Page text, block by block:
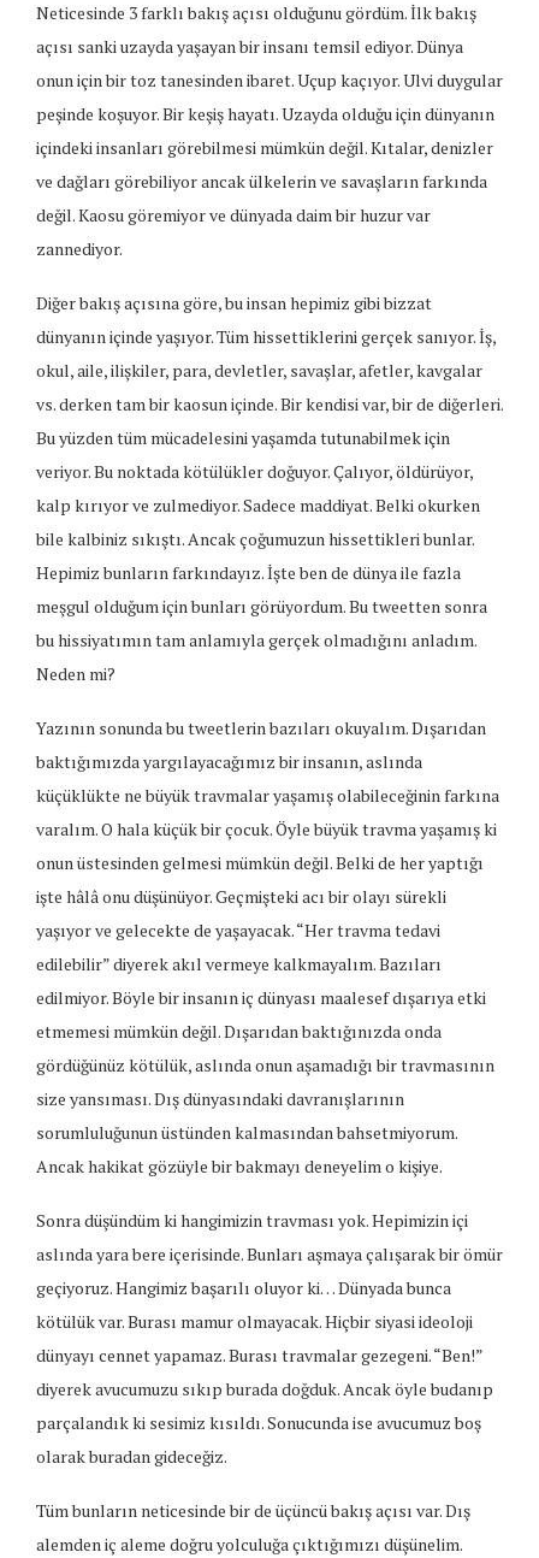
Neticesinde 3 farklı bakış açısı olduğunu gördüm. İlk bakış
açısı sanki uzayda yaşayan bir insanı temsil ediyor. Dünya
onun için bir toz tanesinden ibaret. Uçup kaçıyor. Ulvi duygular
peşinde koşuyor. Bir keşiş hayatı. Uzayda olduğu için dünyanın
içindeki insanları görebilmesi mümkün değil. Kıtalar, denizler
ve dağları görebiliyor ancak ülkelerin ve savaşların farkında
değil. Kaosu göremiyor ve dünyada daim bir huzur var
zannediyor.
Diğer bakış açısına göre, bu insan hepimiz gibi bizzat
dünyanın içinde yaşıyor. Tüm hissettiklerini gerçek sanıyor. İş,
okul, aile, ilişkiler, para, devletler, savaşlar, afetler, kavgalar
vs. derken tam bir kaosun içinde. Bir kendisi var, bir de diğerleri.
Bu yüzden tüm mücadelesini yaşamda tutunabilmek için
veriyor. Bu noktada kötülükler doğuyor. Çalıyor, öldürüyor,
kalp kırıyor ve zulmediyor. Sadece maddiyat. Belki okurken
bile kalbiniz sıkıştı. Ancak çoğumuzun hissettikleri bunlar.
Hepimiz bunların farkındayız. İşte ben de dünya ile fazla
meşgul olduğum için bunları görüyordum. Bu tweetten sonra
bu hissiyatımın tam anlamıyla gerçek olmadığını anladım.
Neden mi?
Yazının sonunda bu tweetlerin bazıları okuyalım. Dışarıdan
baktığımızda yargılayacağımız bir insanın, aslında
küçüklükte ne büyük travmalar yaşamış olabileceğinin farkına
varalım. O hala küçük bir çocuk. Öyle büyük travma yaşamış ki
onun üstesinden gelmesi mümkün değil. Belki de her yaptığı
işte hâlâ onu düşünüyor. Geçmişteki acı bir olayı sürekli
yaşıyor ve gelecekte de yaşayacak. “Her travma tedavi
edilebilir” diyerek akıl vermeye kalkmayalım. Bazıları
edilmiyor. Böyle bir insanın iç dünyası maalesef dışarıya etki
etmemesi mümkün değil. Dışarıdan baktığınızda onda
gördüğünüz kötülük, aslında onun aşamadığı bir travmasının
size yansıması. Dış dünyasındaki davranışlarının
sorumluluğunun üstünden kalmasından bahsetmiyorum.
Ancak hakikat gözüyle bir bakmayı deneyelim o kişiye.
Sonra düşündüm ki hangimizin travması yok. Hepimizin içi
aslında yara bere içerisinde. Bunları aşmaya çalışarak bir ömür
geçiyoruz. Hangimiz başarılı oluyor ki… Dünyada bunca
kötülük var. Burası mamur olmayacak. Hiçbir siyasi ideoloji
dünyayı cennet yapamaz. Burası travmalar gezegeni. “Ben!”
diyerek avucumuzu sıkıp burada doğduk. Ancak öyle budanıp
parçalandık ki sesimiz kısıldı. Sonucunda ise avucumuz boş
olarak buradan gideceğiz.
Tüm bunların neticesinde bir de üçüncü bakış açısı var. Dış
alemden iç aleme doğru yolculuğa çıktığımızı düşünelim.